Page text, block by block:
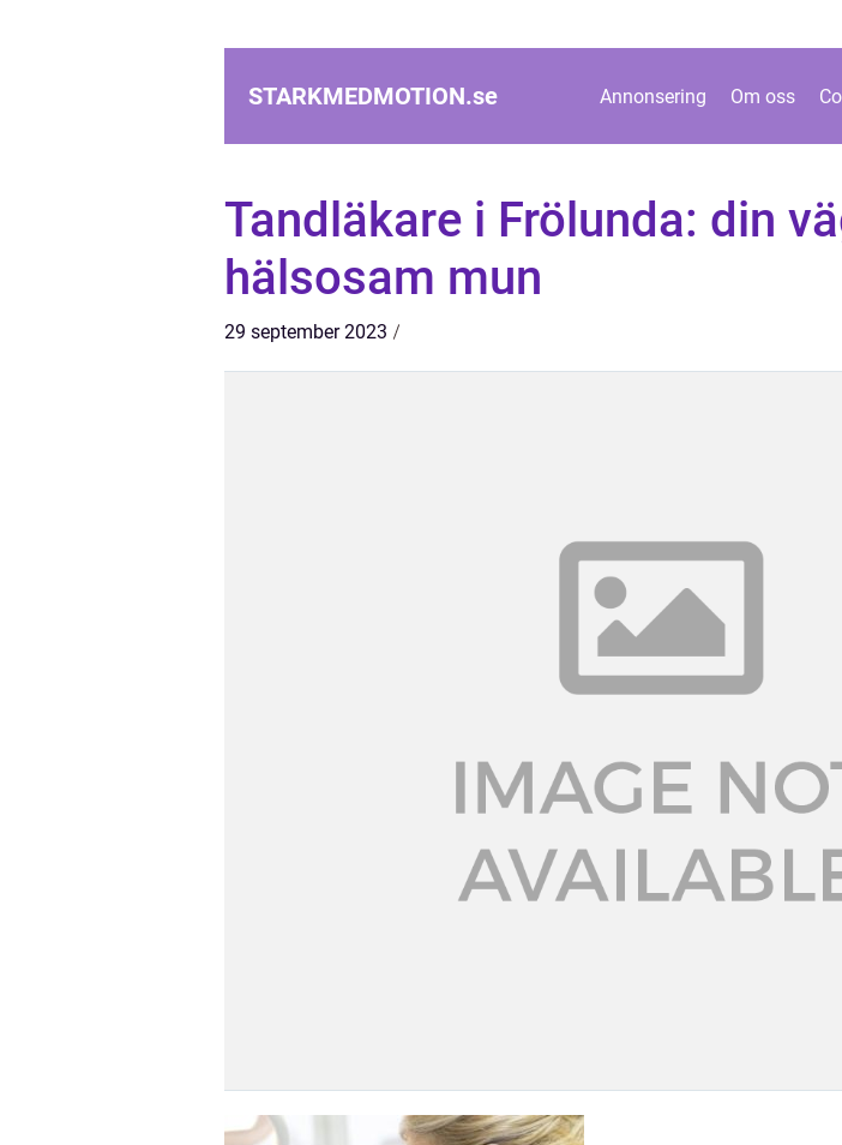
STARKMEDMOTION.se Annonsering Om oss
Tandläkare i Frölunda: din
hälsosam mun
29 september 2023